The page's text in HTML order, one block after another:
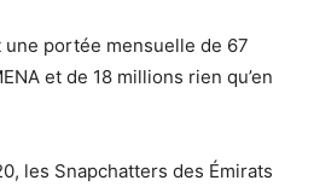
une portée mensuelle de 67
et de 18 millions rien qu’en
les Snapchatters des Émirats